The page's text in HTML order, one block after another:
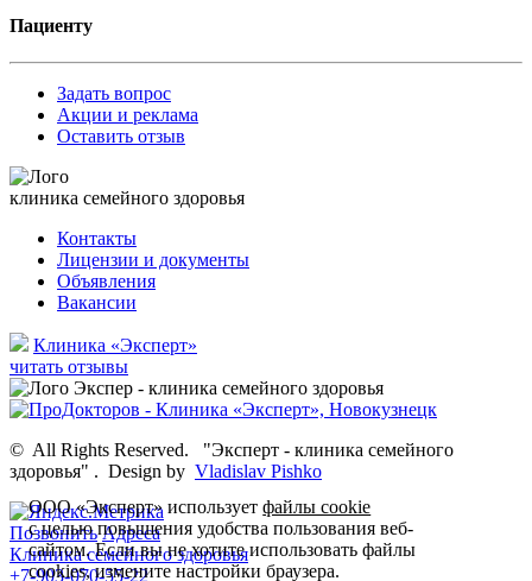
Пациенту
Задать вопрос
Акции и реклама
Оставить отзыв
клиника семейного здоровья
Контакты
Лицензии и документы
Объявления
Вакансии
Клиника «Эксперт»
читать отзывы
© All Rights Reserved.
"Эксперт - клиника семейного
здоровья" . Design by Vladislav Pishko
Позвонить Адреса
Клиника семейного здоровья
+7-903-070-55-22
ООО «Эксперт» используетфайлы cookie
с целью повышения удобства пользования веб-
сайтом. Если вы не хотите использовать файлы
cookies, измените настройки браузера.